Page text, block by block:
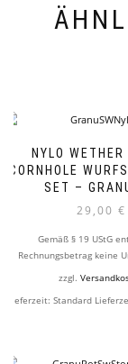
NYLO WETHER
CORNHOLE
SET –
29,00 €
Gemäß § 19 UStG
Rechnungsbetrag keine
zzgl.
Lieferzeit: Standard